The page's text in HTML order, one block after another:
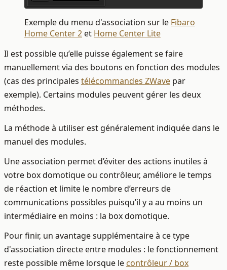
Exemple du menu d'association sur le Fibaro
Home Center 2et Home Center Lite
Il est possible qu’elle puisse également se faire
manuellement via des boutons en fonction des modules
(cas des principales télécommandes ZWave par
exemple). Certains modules peuvent gérer les deux
méthodes.
La méthode à utiliser est généralement indiquée dans le
manuel des modules.
Une association permet d’éviter des actions inutiles à
votre box domotique ou contrôleur, améliore le temps
de réaction et limite le nombre d’erreurs de
communications possibles puisqu’il y a au moins un
intermédiaire en moins : la box domotique.
Pour finir, un avantage supplémentaire à ce type
d'association directe entre modules : le fonctionnement
reste possible même lorsque le contrôleur / box